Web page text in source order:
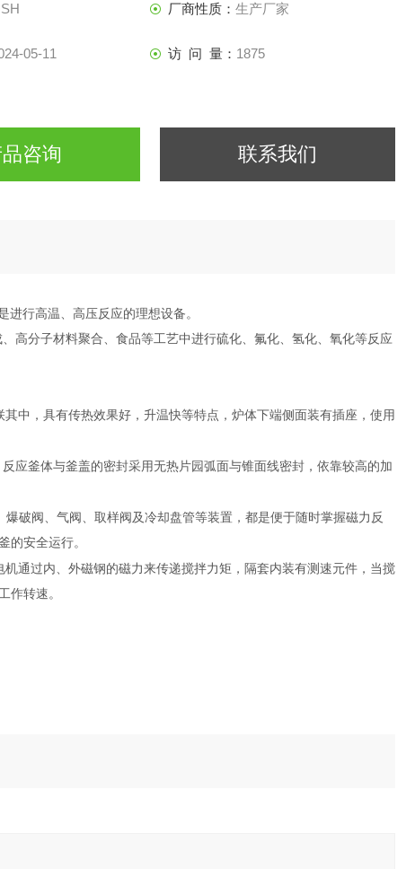
厂商性质： 生产厂家
05-11 访 问 量： 1875
咨询 联系我们
行高温、高压反应的理想设备。
高分子材料聚合、食品等工艺中进行硫化、氟化、氢化、氧化等反应
中，具有传热效果好，升温快等特点，炉体下端侧面装有插座，使用
应釜体与釜盖的密封采用无热片园弧面与锥面线密封，依靠较高的加
爆破阀、气阀、取样阀及冷却盘管等装置，都是便于随时掌握磁力反
的安全运行。
通过内、外磁钢的磁力来传递搅拌力矩，隔套内装有测速元件，当搅
作转速。